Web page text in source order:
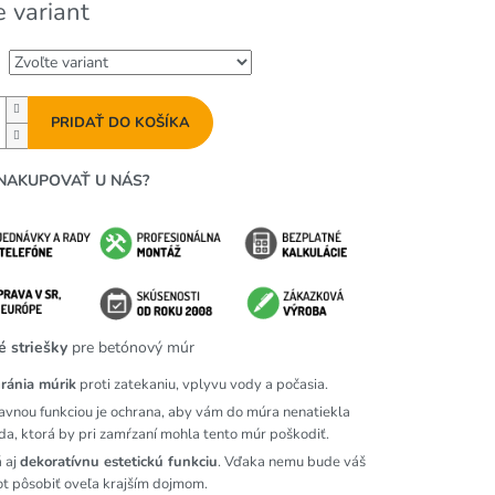
variant
PRIDAŤ DO KOŠÍKA
U NÁS?
strieškypre betónový múr
múrikproti zatekaniu, vplyvu vody a počasia.
funkciou je ochrana, aby vám do múra nenatiekla
ktorá by pri zamŕzaní mohla tento múr poškodiť.
ajdekoratívnu estetickú funkciu. Vďaka nemu bude váš
pôsobiť oveľa krajším dojmom.